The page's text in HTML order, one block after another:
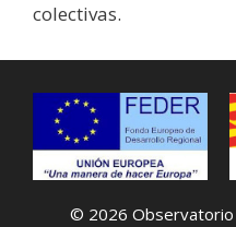
colectivas.
© 2026 Observatorio